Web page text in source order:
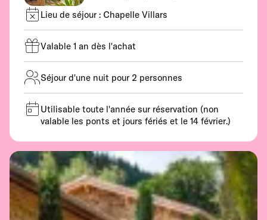
Lieu de séjour : Chapelle Villars
Valable 1 an dès l'achat
Séjour d'une nuit pour 2 personnes
Utilisable toute l'année sur réservation (non
valable les ponts et jours fériés et le 14 février.)